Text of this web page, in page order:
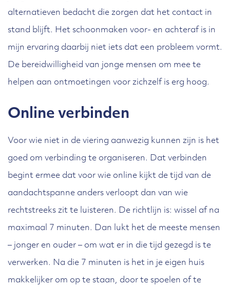
alternatieven bedacht die zorgen dat het contact in
stand blijft. Het schoonmaken voor- en achteraf is in
mijn ervaring daarbij niet iets dat een probleem vormt.
De bereidwilligheid van jonge mensen om mee te
helpen aan ontmoetingen voor zichzelf is erg hoog.
Online verbinden
Voor wie niet in de viering aanwezig kunnen zijn is het
goed om verbinding te organiseren. Dat verbinden
begint ermee dat voor wie online kijkt de tijd van de
aandachtspanne anders verloopt dan van wie
rechtstreeks zit te luisteren. De richtlijn is: wissel af na
maximaal 7 minuten. Dan lukt het de meeste mensen
– jonger en ouder – om wat er in die tijd gezegd is te
verwerken. Na die 7 minuten is het in je eigen huis
makkelijker om op te staan, door te spoelen of te